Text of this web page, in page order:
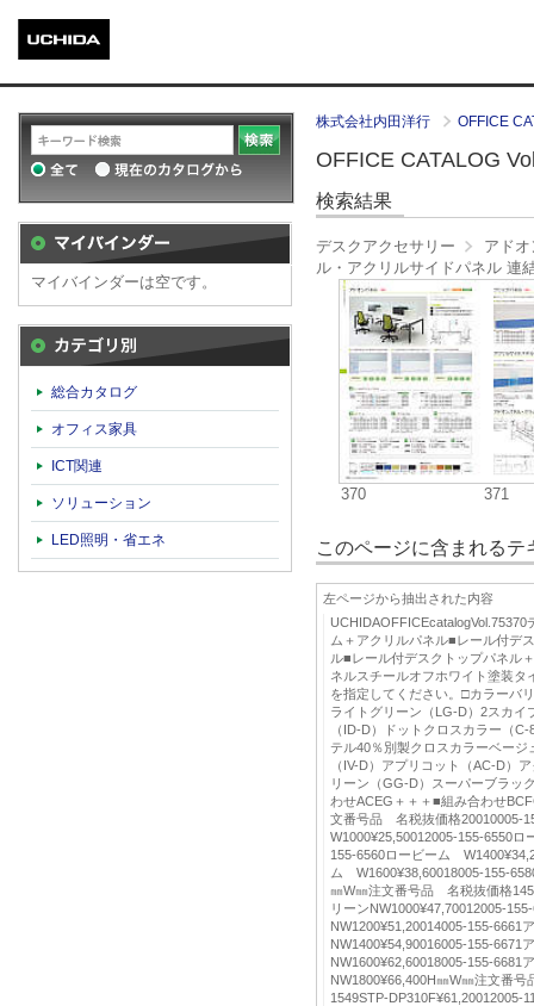
株式会社内田洋行 OFFICE
OFFICE CATALOG
検索結果
デスクアクセサリー
アド
ル・アクリルサイドパネル 連
370 371
このページに含まれる
左ページから抽出された内容
ム＋アクリルパネル■レール付デ
ル■レール付デスクトップパネル
ネルスチールオフホワイト塗装タ
を指定してください。□カラーバ
ライトグリーン（LG-D）2スカイ
（ID-D）ドットクロスカラー（
テル40％別製クロスカラーベー
（IV-D）アプリコット（AC-D）
リーン（GG-D）スーパーブラッ
わせACEG＋＋＋■組み合わせ
文番号品 名税抜価格20010005-
W1000¥25,50012005-155-6550
155-6560ロービーム
ム W1600¥38,60018005-155-
㎜W㎜注文番号品 名税抜価格
リーンNW1000¥47,70012005-
NW1200¥51,20014005-155-6661
NW1400¥54,90016005-155-6671
NW1600¥62,60018005-155-6681
NW1800¥66,400H㎜W㎜注文番
1549STP-DP310F¥61,20012005-
マイバインダーは空です。
総合カタログ
オフィス家具
ICT関連
ソリューション
LED照明・省エネ